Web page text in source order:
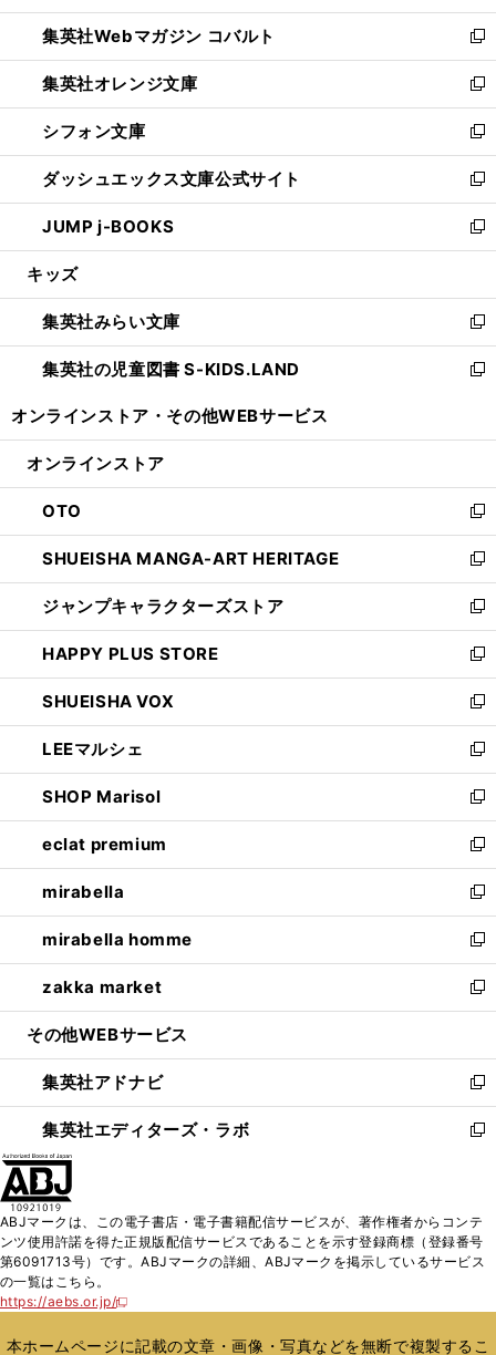
開
く
ウ
で
開
く
ン
ド
ウ
で
開
く
ウ
ィ
ン
ド
ウ
で
開
く
集英社Webマガジン コバルト
新
し
い
ウ
ィ
ン
ド
ウ
で
開
集英社オレンジ文庫
新
し
い
ウ
ィ
ン
ド
ウ
開
く
シフォン文庫
新
し
い
ウ
ィ
ン
ウ
で
開
く
ダッシュエックス文庫公式サイト
新
し
い
ウ
ン
ド
ウ
で
JUMP j-BOOKS
新
し
ウ
ィ
ン
ド
開
キッズ
集英社みらい文庫
新
し
い
ン
ウ
で
開
く
集英社の児童図書 S-KIDS.LAND
新
ウ
ン
ド
ウ
で
開
く
オンラインストア・ その他WEBサービス
オンラインストア
OTO
新
し
い
ウ
ィ
ン
ド
ウ
で
開
く
SHUEISHA MANGA-ART HERITAGE
新
し
い
ウ
ィ
ン
ド
ウ
で
開
く
ジャンプキャラクターズストア
新
し
い
ウ
ィ
ン
ド
ウ
で
開
く
HAPPY PLUS STORE
新
し
い
ウ
ィ
ン
ド
ウ
で
開
く
SHUEISHA VOX
新
し
い
ウ
ィ
ン
ド
ウ
で
開
く
LEEマルシェ
新
し
い
ウ
ィ
ン
ド
ウ
で
開
く
SHOP Marisol
新
し
い
ウ
ィ
ン
ド
ウ
で
開
eclat premium
新
し
い
ウ
ィ
ン
ド
ウ
開
く
mirabella
新
し
い
ウ
ィ
ン
ウ
で
開
く
mirabella homme
新
し
い
ウ
ン
ド
ウ
で
zakka market
新
し
ウ
ィ
ン
ド
く
その他WEBサービス
集英社アドナビ
新
し
い
ド
ウ
で
集英社エディターズ・ラボ
新
ィ
ン
ド
開
ABJマークは、この電子書店・電子書籍配信サービスが、著作権者からコンテ
ンツ使用許諾を得た正規版配信サービスであることを示す登録商標（登録番号
第6091713号）です。ABJマークの詳細、ABJマークを掲示しているサービス
の一覧はこちら。
https://aebs.or.jp/
新
い
本ホームページに記載の文章・画像・写真などを無断で複製するこ